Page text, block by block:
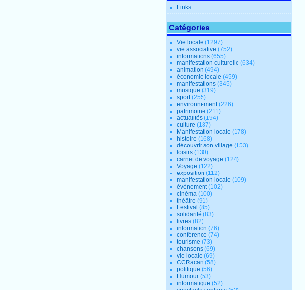
Links
Catégories
Vie locale (1297)
vie associative (752)
informations (655)
manifestation culturelle (634)
animation (494)
économie locale (459)
manifestations (345)
musique (319)
sport(255)
environnement(226)
patrimoine (211)
actualités (194)
culture (187)
Manifestation locale (178)
histoire (168)
découvrir son village (153)
loisirs (130)
carnet de voyage (124)
Voyage (122)
exposition (112)
manifestation locale (109)
évènement(102)
cinéma (100)
théâtre (91)
Festival (85)
solidarité (83)
livres (82)
information (76)
conférence (74)
tourisme (73)
chansons (69)
vie locale (69)
CCRacan (58)
politique (56)
Humour (53)
informatique (52)